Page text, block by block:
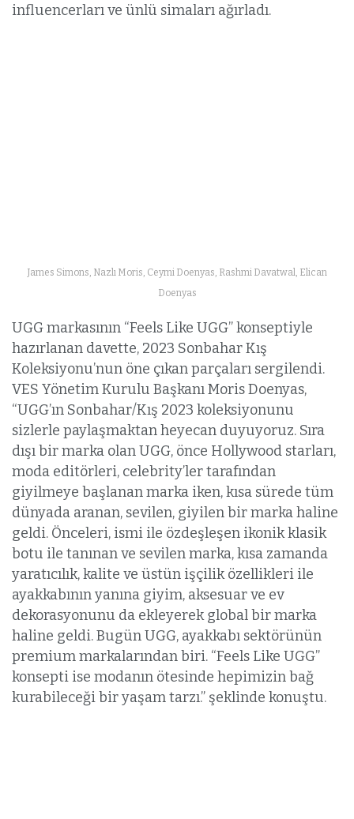
influencerları ve ünlü simaları ağırladı.
James Simons, Nazlı Moris, Ceymi Doenyas, Rashmi Davatwal, Elican
Doenyas
UGG markasının “Feels Like UGG” konseptiyle
hazırlanan davette, 2023 Sonbahar Kış
Koleksiyonu’nun öne çıkan parçaları sergilendi.
VES Yönetim Kurulu Başkanı Moris Doenyas,
“UGG’ın Sonbahar/Kış 2023 koleksiyonunu
sizlerle paylaşmaktan heyecan duyuyoruz. Sıra
dışı bir marka olan UGG, önce Hollywood starları,
moda editörleri, celebrity’ler tarafından
giyilmeye başlanan marka iken, kısa sürede tüm
dünyada aranan, sevilen, giyilen bir marka haline
geldi. Önceleri, ismi ile özdeşleşen ikonik klasik
botu ile tanınan ve sevilen marka, kısa zamanda
yaratıcılık, kalite ve üstün işçilik özellikleri ile
ayakkabının yanına giyim, aksesuar ve ev
dekorasyonunu da ekleyerek global bir marka
haline geldi. Bugün UGG, ayakkabı sektörünün
premium markalarından biri. “Feels Like UGG”
konsepti ise modanın ötesinde hepimizin bağ
kurabileceği bir yaşam tarzı.” şeklinde konuştu.